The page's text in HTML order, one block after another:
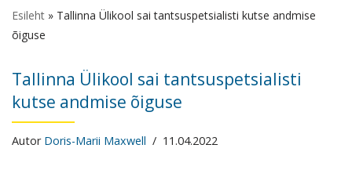
Esileht » Tallinna Ülikool sai tantsuspetsialisti kutse andmise
õiguse
Tallinna Ülikool sai tantsuspetsialisti
kutse andmise õiguse
Autor Doris-Marii Maxwell 11.04.2022